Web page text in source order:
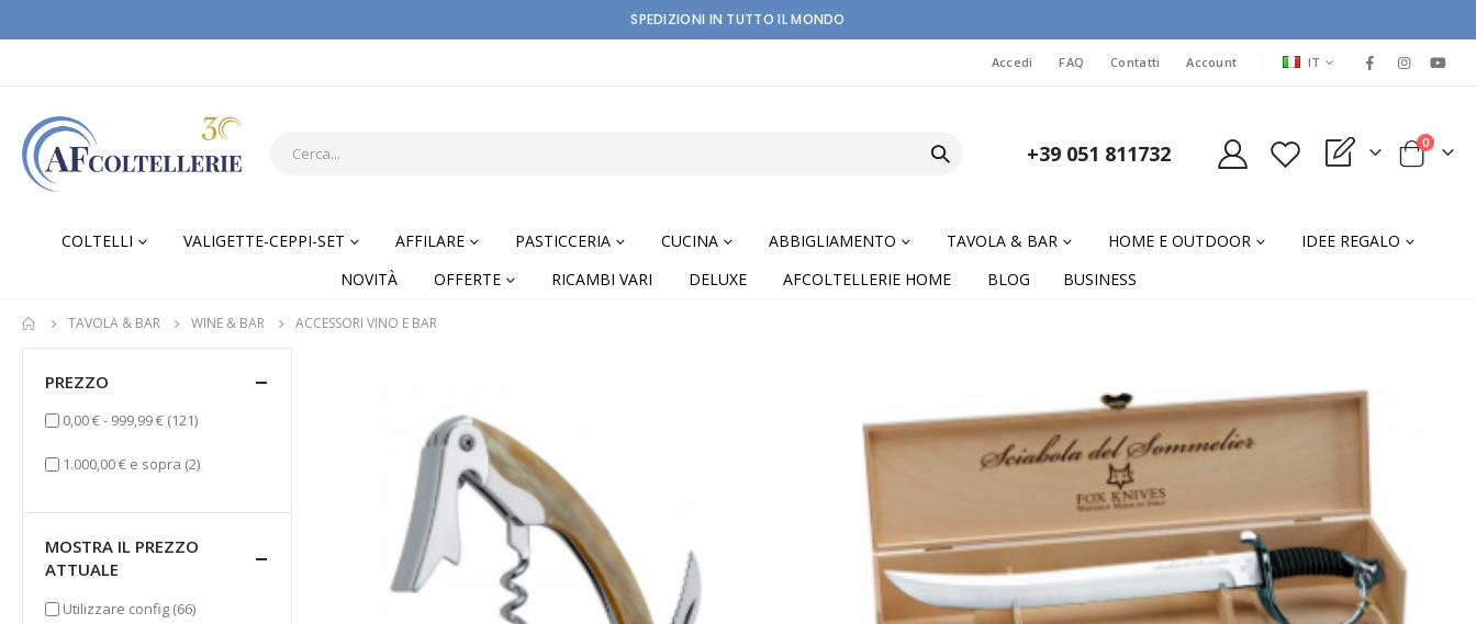
SPEDIZIONI IN TUTTO IL MONDO
Accedi FAQ Contatti Account LINGUA
IT
+39 051 811732 My Quote Cart
0elementi
COLTELLI VALIGETTE-CEPPI-SET AFFILARE PASTICCERIA CUCINA ABBIGLIAMENTO TAVOLA & BAR HOME E OUTDOOR
IDEE REGALO
NOVITÀ
OFFERTE RICAMBI VARI DELUXE AFCOLTELLERIE HOME BLOG BUSINESS
TAVOLA & BAR WINE & BAR ACCESSORI VINO E BAR
PREZZO
0,00 €- 999,99 € (121)elementi
1.000,00 € e sopra (2)elementi
MOSTRA IL PREZZO
ATTUALE
Utilizzare config (66)elementi